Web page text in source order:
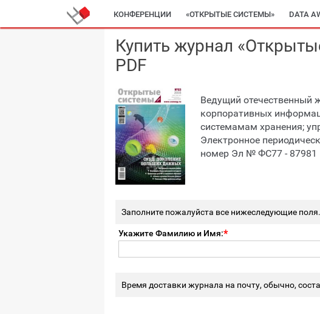
КОНФЕРЕНЦИИ «ОТКРЫТЫЕ СИСТЕМЫ» DATA
Купить журнал
PDF
Ведущий отечественный
корпоративных
системамам хранения;
Электронное
номер Эл № ФС77 - 87981
Заполните пожалуйста все нижеследующие поля.
Укажите Фамилию и Имя:
Время доставки журнала на почту, обычно,